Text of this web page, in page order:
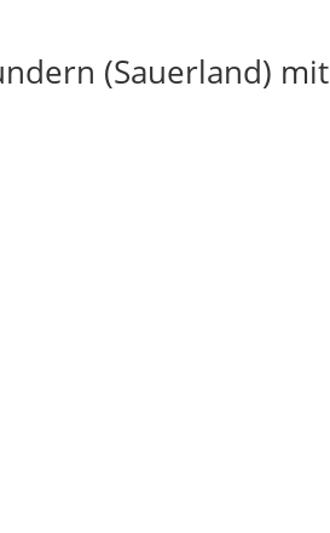
(Sauerland) mit